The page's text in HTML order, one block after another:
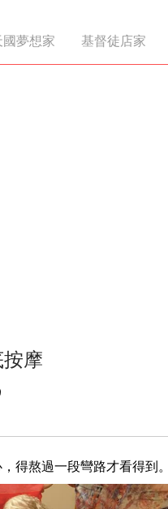
國夢想家 基督徒店家
摩
得熬過一段彎路才看得到。